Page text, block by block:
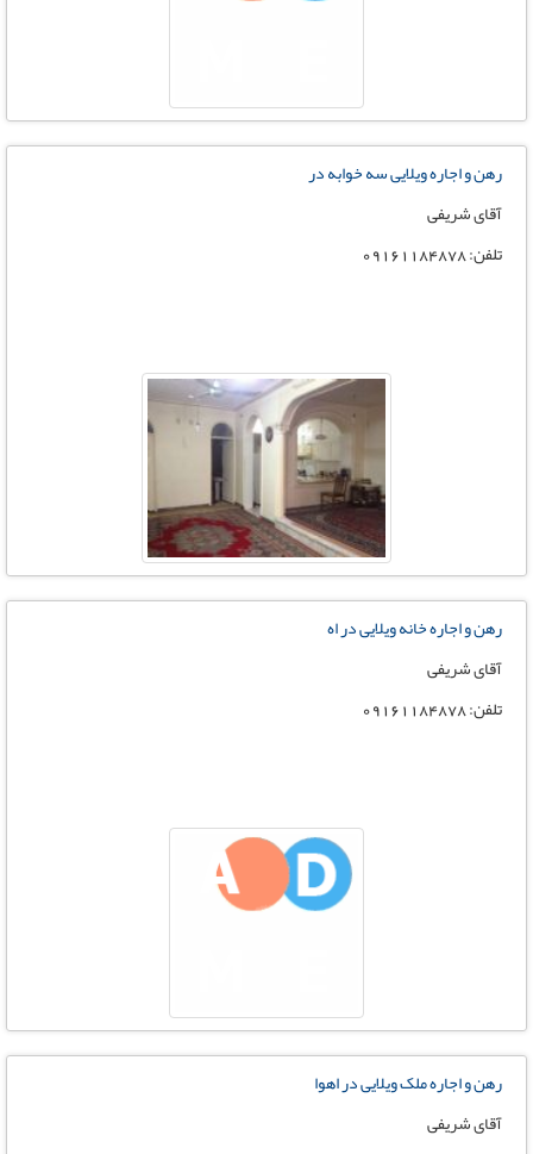
رهن و اجاره ویلایی سه خوابه در
آقای شریفی
تلفن: 09161184878
رهن و اجاره خانه ویلایی در اه
آقای شریفی
تلفن: 09161184878
رهن و اجاره ملک ویلایی در اهوا
آقای شریفی